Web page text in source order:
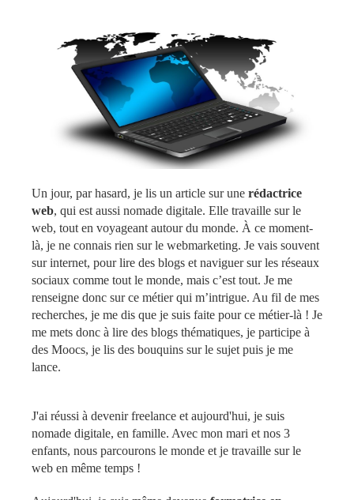
Un jour, par hasard, je lis un article sur une rédactrice
web, qui est aussi nomade digitale. Elle travaille sur le
web, tout en voyageant autour du monde. À ce moment-
là, je ne connais rien sur le webmarketing. Je vais souvent
sur internet, pour lire des blogs et naviguer sur les réseaux
sociaux comme tout le monde, mais c’est tout. Je me
renseigne donc sur ce métier qui m’intrigue. Au fil de mes
recherches, je me dis que je suis faite pour ce métier-là ! Je
me mets donc à lire des blogs thématiques, je participe à
des Moocs, je lis des bouquins sur le sujet puis je me
lance.
J'ai réussi à devenir freelance et aujourd'hui, je suis
nomade digitale, en famille. Avec mon mari et nos 3
enfants, nous parcourons le monde et je travaille sur le
web en même temps !